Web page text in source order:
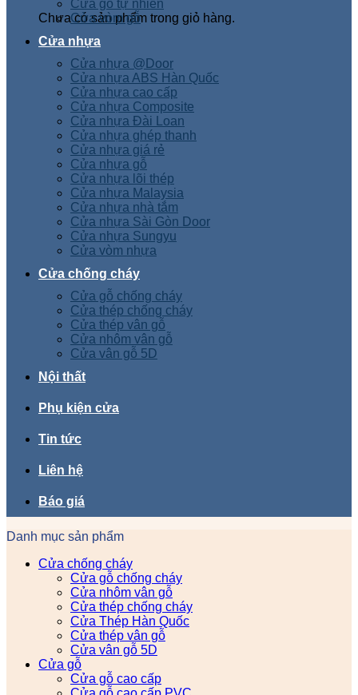
Chưa có sản phẩm trong giỏ hàng.
Cửa gỗ tự nhiên
Cửa vòm gỗ
Cửa nhựa
Cửa nhựa @Door
Cửa nhựa ABS Hàn Quốc
Cửa nhựa cao cấp
Cửa nhựa Composite
Cửa nhựa Đài Loan
Cửa nhựa ghép thanh
Cửa nhựa giá rẻ
Cửa nhựa gỗ
Cửa nhựa lõi thép
Cửa nhựa Malaysia
Cửa nhựa nhà tắm
Cửa nhựa Sài Gòn Door
Cửa nhựa Sungyu
Cửa vòm nhựa
Cửa chống cháy
Cửa gỗ chống cháy
Cửa thép chống cháy
Cửa thép vân gỗ
Cửa nhôm vân gỗ
Cửa vân gỗ 5D
Nội thất
Phụ kiện cửa
Tin tức
Liên hệ
Báo giá
Danh mục sản phẩm
Cửa chống cháy
Cửa gỗ chống cháy
Cửa nhôm vân gỗ
Cửa thép chống cháy
Cửa Thép Hàn Quốc
Cửa thép vân gỗ
Cửa vân gỗ 5D
Cửa gỗ
Cửa gỗ cao cấp